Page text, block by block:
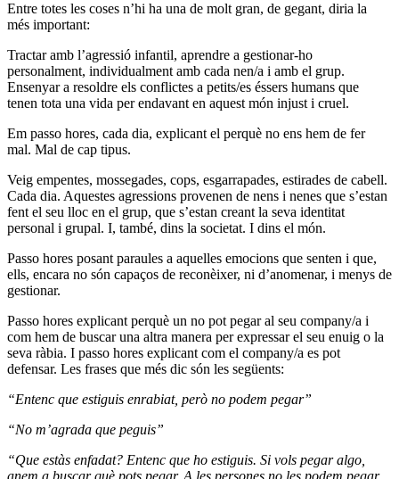
Entre totes les coses n’hi ha una de molt gran, de gegant, diria la
més important:
Tractar amb l’agressió infantil, aprendre a gestionar-ho
personalment, individualment amb cada nen/a i amb el grup.
Ensenyar a resoldre els conflictes a petits/es éssers humans que
tenen tota una vida per endavant en aquest món injust i cruel.
Em passo hores, cada dia, explicant el perquè no ens hem de fer
mal. Mal de cap tipus.
Veig empentes, mossegades, cops, esgarrapades, estirades de cabell.
Cada dia. Aquestes agressions provenen de nens i nenes que s’estan
fent el seu lloc en el grup, que s’estan creant la seva identitat
personal i grupal. I, també, dins la societat. I dins el món.
Passo hores posant paraules a aquelles emocions que senten i que,
ells, encara no són capaços de reconèixer, ni d’anomenar, i menys de
gestionar.
Passo hores explicant perquè un no pot pegar al seu company/a i
com hem de buscar una altra manera per expressar el seu enuig o la
seva ràbia. I passo hores explicant com el company/a es pot
defensar. Les frases que més dic són les següents:
“Entenc que estiguis enrabiat, però no podem pegar”
“No m’agrada que peguis”
“Que estàs enfadat? Entenc que ho estiguis. Si vols pegar algo,